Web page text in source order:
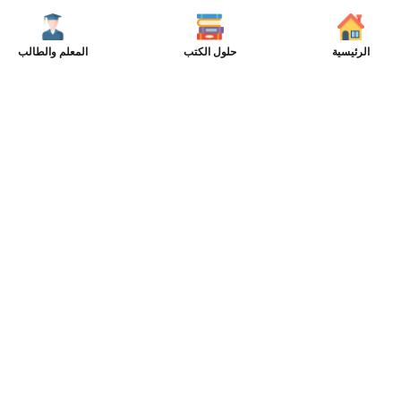
الرئيسية حلول الكتب المعلم والطالب